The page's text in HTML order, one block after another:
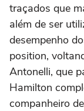
traçados que
além de ser
desempenho
position,
Antonelli, que
Hamilton
companheiro